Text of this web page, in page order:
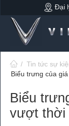
Đại
/ Tin tức sự
Biểu trưng của
Biểu
vượt thời